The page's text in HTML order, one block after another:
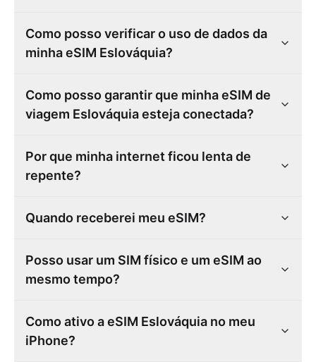
Como posso verificar o uso de dados da
minha eSIM Eslováquia?
Como posso garantir que minha eSIM de
viagem Eslováquia esteja conectada?
Por que minha internet ficou lenta de
repente?
Quando receberei meu eSIM?
Posso usar um SIM físico e um eSIM ao
mesmo tempo?
Como ativo a eSIM Eslováquia no meu
iPhone?